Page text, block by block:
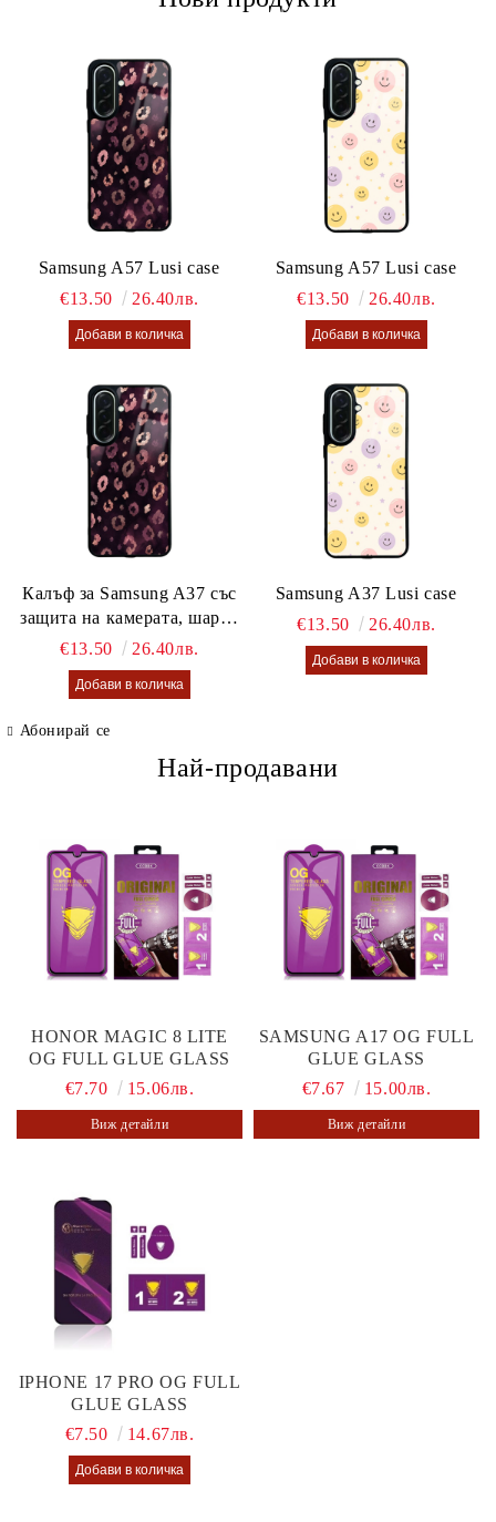
Samsung A57 Lusi case
€13.50
26.40лв.
Samsung A57 Lusi case
€13.50
26.40лв.
Калъф за Samsung A37 със
защита на камерата, шарен
калъф Lusi case
€13.50 26.40лв.
Samsung A37 Lusi case
€13.50
26.40лв.
Абонирай се
Най-продавани
HONOR MAGIC 8 LITE
OG FULL GLUE GLASS
€7.70
15.06лв.
Виж детайли
SAMSUNG A17 OG FULL
GLUE GLASS
€7.67
15.00лв.
Виж детайли
IPHONE 17 PRO OG FULL
GLUE GLASS
€7.50
14.67лв.